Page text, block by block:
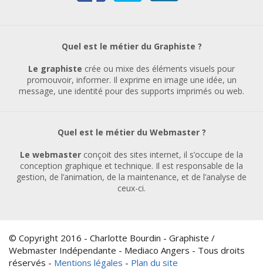
Quel est le métier du Graphiste ?
Le graphiste crée ou mixe des éléments visuels pour
promouvoir, informer. Il exprime en image une idée, un
message, une identité pour des supports imprimés ou web.
Quel est le métier du Webmaster ?
Le webmaster conçoit des sites internet, il s’occupe de la
conception graphique et technique. Il est responsable de la
gestion, de l’animation, de la maintenance, et de l’analyse de
ceux-ci.
© Copyright 2016 - Charlotte Bourdin - Graphiste /
Webmaster Indépendante - Mediaco Angers - Tous droits
réservés - Mentions légales - Plan du site